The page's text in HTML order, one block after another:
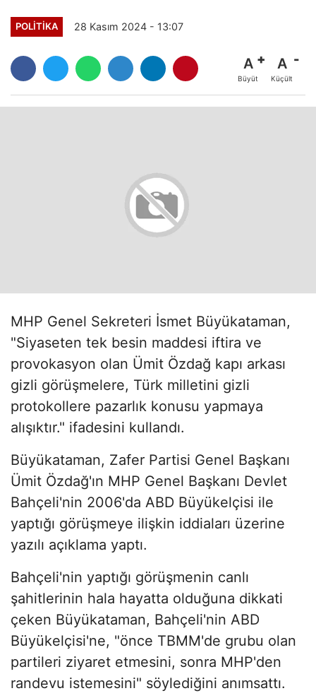
POLITIKA 28 Kasım 2024 - 13:07
A
Büyüt
A
Küçült
MHP Genel Sekreteri İsmet Büyükataman,
"Siyaseten tek besin maddesi iftira ve
provokasyon olan Ümit Özdağ kapı arkası
gizli görüşmelere, Türk milletini gizli
protokollere pazarlık konusu yapmaya
alışıktır." ifadesini kullandı.
Büyükataman, Zafer Partisi Genel Başkanı
Ümit Özdağ'ın MHP Genel Başkanı Devlet
Bahçeli'nin 2006'da ABD Büyükelçisi ile
yaptığı görüşmeye ilişkin iddiaları üzerine
yazılı açıklama yaptı.
Bahçeli'nin yaptığı görüşmenin canlı
şahitlerinin hala hayatta olduğuna dikkati
çeken Büyükataman, Bahçeli'nin ABD
Büyükelçisi'ne, "önce TBMM'de grubu olan
partileri ziyaret etmesini, sonra MHP'den
randevu istemesini" söylediğini anımsattı.